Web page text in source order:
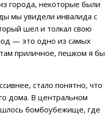
города, некоторые были
мы увидели инвалида с
шел и толкал свою
— это одно из самых
приличное, пешком я бы
стало понятно, что
дома. В центральном
бомбоубежище, где